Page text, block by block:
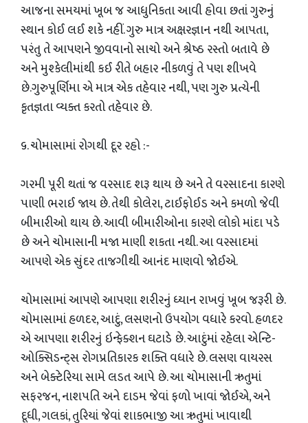
​આજના સમયમાં ખૂબ જ આધુનિકતા આવી હોવા છતાં ગુરુનું
સ્થાન કોઈ લઈ શકે નહીં. ગુરુ માત્ર અક્ષરજ્ઞાન નથી આપતા,
પરંતુ તે આપણને જીવવાનો સાચો અને શ્રેષ્ઠ રસ્તો બતાવે છે
અને મુશ્કેલીમાંથી કઈ રીતે બહાર નીકળવું તે પણ શીખવે
છે.ગુરુપૂર્ણિમા એ માત્ર એક તહેવાર નથી, પણ ગુરુ પ્રત્યેની
કૃતજ્ઞતા વ્યક્ત કરતો તહેવાર છે.
​૬. ચોમાસામાં રોગથી દૂર રહો :-
​ગરમી પૂરી થતાં જ વરસાદ શરૂ થાય છે અને તે વરસાદના કારણે
પાણી ભરાઈ જાય છે. તેથી કોલેરા, ટાઈફોઈડ અને કમળો જેવી
બીમારીઓ થાય છે. આવી બીમારીઓના કારણે લોકો માંદા પડે
છે અને ચોમાસાની મજા માણી શકતા નથી. આ વરસાદમાં
આપણે એક સુંદર તાજગીથી આનંદ માણવો જોઈએ.
​ચોમાસામાં આપણે આપણા શરીરનું ધ્યાન રાખવું ખૂબ જરૂરી છે.
ચોમાસામાં હળદર, આદું, લસણનો ઉપયોગ વધારે કરવો. હળદર
એ આપણા શરીરનું ઇન્ફેક્શન ઘટાડે છે. આદુંમાં રહેલા એન્ટિ-
ઓક્સિડન્ટ્સ રોગપ્રતિકારક શક્તિ વધારે છે. લસણ વાયરસ
અને બેક્ટેરિયા સામે લડત આપે છે. આ ચોમાસાની ઋતુમાં
સફરજન, નાશપતિ અને દાડમ જેવાં ફળો ખાવાં જોઈએ, અને
દૂધી, ગલકાં, તુરિયાં જેવાં શાકભાજી આ ઋતુમાં ખાવાથી